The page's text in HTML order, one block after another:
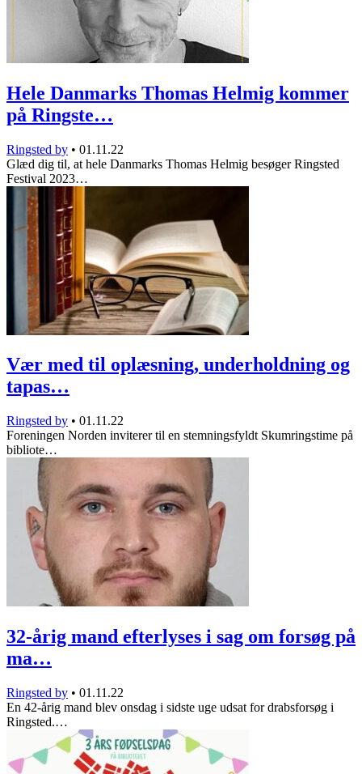
Hele Danmarks Thomas Helmig kommer
på Ringste…
Ringsted by • 01.11.22
Glæd dig til, at hele Danmarks Thomas Helmig besøger Ringsted
Festival 2023…
Vær med til oplæsning, underholdning og
tapas…
Ringsted by • 01.11.22
Foreningen Norden inviterer til en stemningsfyldt Skumringstime på
bibliote…
32-årig mand efterlyses i sag om forsøg på
ma…
Ringsted by • 01.11.22
En 42-årig mand blev onsdag i sidste uge udsat for drabsforsøg i
Ringsted.…